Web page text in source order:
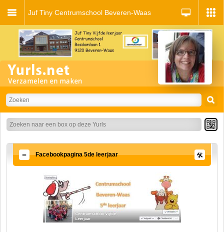
Juf Tiny Centrumschool Beveren-Waas
Facebookpagina 5de leerjaar